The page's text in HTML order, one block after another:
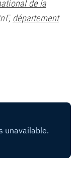
de la
département